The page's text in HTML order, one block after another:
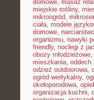
domowe, masaż
miejskie rośliny,
mikroogród,
ciała, modele
domowe,
organizmu, nawyki
friendly, noclegi z
obozy młodzieżowe,
mieszkania, oddech
odzież outdoorowa,
ogród wertykalny,
okołoporodowa,
organizacja kuchni,